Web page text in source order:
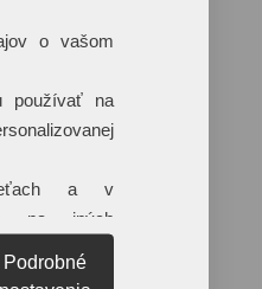
o vašom
používať na
a v
na iných
Podrobné